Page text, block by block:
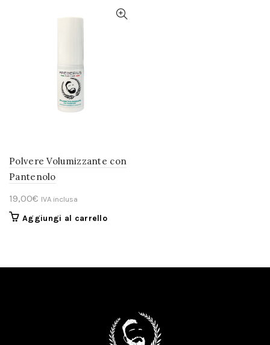
Polvere Volumizzante con
Pantenolo
19,00€ IVA inclusa
Aggiungi al carrello